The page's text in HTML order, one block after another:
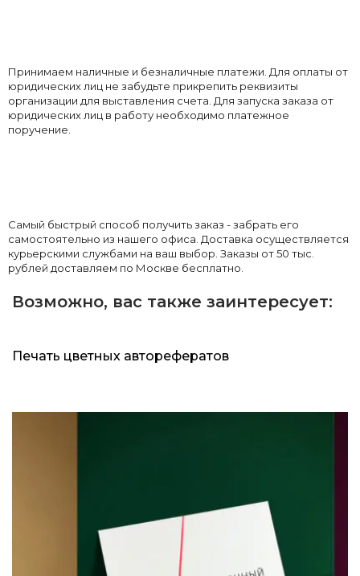
Принимаем наличные и безналичные платежи. Для оплаты от
юридических лиц не забудьте прикрепить реквизиты
организации для выставления счета. Для запуска заказа от
юридических лиц в работу необходимо платежное
поручение.
Самый быстрый способ получить заказ - забрать его
самостоятельно из нашего офиса. Доставка осуществляется
курьерскими службами на ваш выбор. Заказы от 50 тыс.
рублей доставляем по Москве бесплатно.
Возможно, вас также заинтересует:
Печать цветных авторефератов